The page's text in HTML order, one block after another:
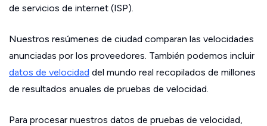
de servicios de internet (ISP).
Nuestros resúmenes de ciudad comparan las velocidades
anunciadas por los proveedores. También podemos incluir
datos de velocidad del mundo real recopilados de millones
de resultados anuales de pruebas de velocidad.
Para procesar nuestros datos de pruebas de velocidad,